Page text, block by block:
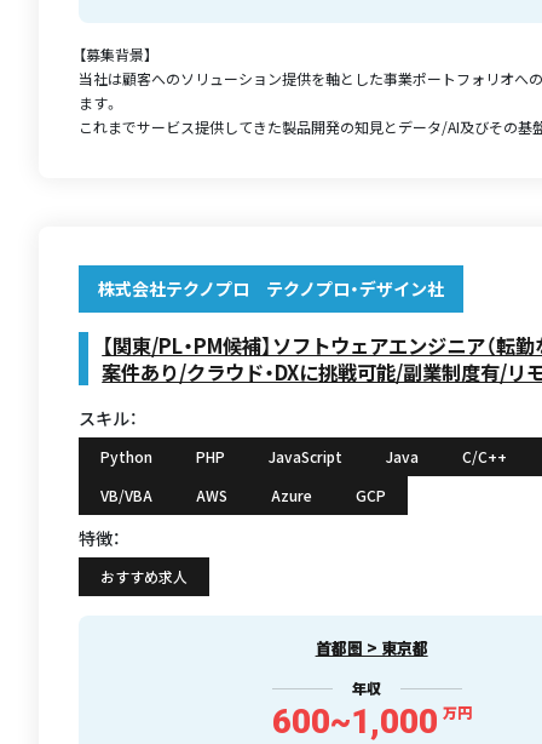
【募集背景】
当社は顧客へのソリューション提供を軸とした事業ポートフォリオへ
ます。
これまでサービス提供してきた製品開発の知見とデータ/AI及びその基
株式会社テクノプロ テクノプロ・デザイン社
【関東/PL・PM候補】ソフトウェアエンジニア（転
案件あり/クラウド・DXに挑戦可能/副業制度有/リ
スキル：
Python PHP JavaScript Java
C/C++
VB/VBA
AWS Azure GCP
特徴：
おすすめ求人
首都圏 > 東京都
年収
600~1,000 万円